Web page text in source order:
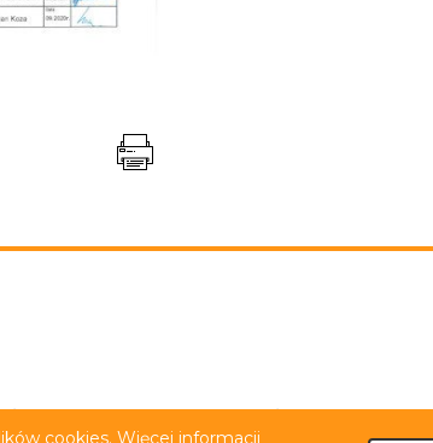
tłumaczeniem PJM Tekst łatwy do czytania
cookies. Więcej informacji